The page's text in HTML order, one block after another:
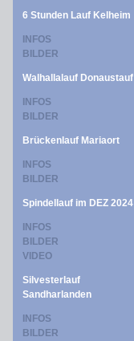
6 Stunden Lauf Kelheim
INFOS
BILDER
Walhallalauf Donaustauf
INFOS
BILDER
Brückenlauf Mariaort
INFOS
BILDER
Spindellauf im DEZ 2024
INFOS
BILDER
VIDEO
Silvesterlauf
Sandharlanden
INFOS
BILDER